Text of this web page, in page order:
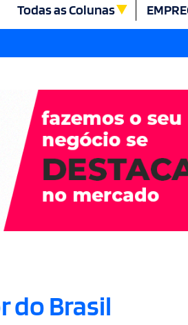
Todas as Colunas
do Brasil